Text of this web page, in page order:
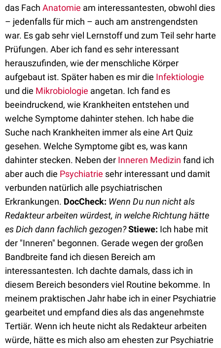
das Fach Anatomie am interessantesten, obwohl dies
– jedenfalls für mich – auch am anstrengendsten
war. Es gab sehr viel Lernstoff und zum Teil sehr harte
Prüfungen. Aber ich fand es sehr interessant
herauszufinden, wie der menschliche Körper
aufgebaut ist. Später haben es mir die Infektiologie
und die Mikrobiologie angetan. Ich fand es
beeindruckend, wie Krankheiten entstehen und
welche Symptome dahinter stehen. Ich habe die
Suche nach Krankheiten immer als eine Art Quiz
gesehen. Welche Symptome gibt es, was kann
dahinter stecken. Neben der Inneren Medizin fand ich
aber auch die Psychiatrie sehr interessant und damit
verbunden natürlich alle psychiatrischen
Erkrankungen. DocCheck: Wenn Du nun nicht als
Redakteur arbeiten würdest, in welche Richtung hätte
es Dich dann fachlich gezogen?Stiewe: Ich habe mit
der "Inneren" begonnen. Gerade wegen der großen
Bandbreite fand ich diesen Bereich am
interessantesten. Ich dachte damals, dass ich in
diesem Bereich besonders viel Routine bekomme. In
meinem praktischen Jahr habe ich in einer Psychiatrie
gearbeitet und empfand dies als das angenehmste
Tertiär. Wenn ich heute nicht als Redakteur arbeiten
würde, hätte es mich also am ehesten zur Psychiatrie